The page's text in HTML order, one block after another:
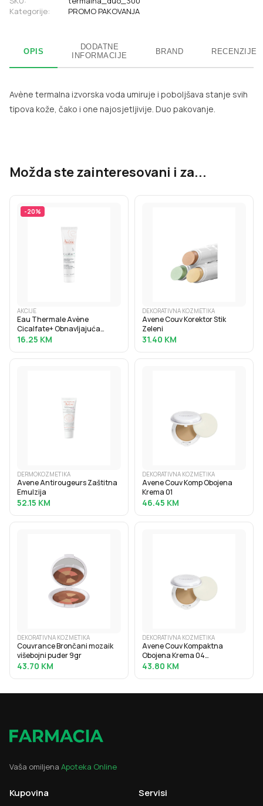
Kategorije:
PROMO PAKOVANJA
OPIS
DODATNE
INFORMACIJE
BRAND RECENZIJE
Avène termalna izvorska voda umiruje i poboljšava stanje svih
tipova kože, čako i one najosjetljivije. Duo pakovanje.
Možda ste zainteresovani i za...
-20%
AKCIJE
Eau Thermale Avène
Cicalfate+ Obnavljajuća
zaštitna krema 40ml
16.25 KM
DEKORATIVNA KOZMETIKA
Avene Couv Korektor Stik
Zeleni
31.40 KM
DERMOKOZMETIKA
Avene Antirougeurs Zaštitna
Emulzija
52.15 KM
DEKORATIVNA KOZMETIKA
Avene Couv Komp Obojena
Krema 01
46.45 KM
DEKORATIVNA KOZMETIKA
Couvrance Brončani mozaik
višebojni puder 9gr
43.70 KM
DEKORATIVNA KOZMETIKA
Avene Couv Kompaktna
Obojena Krema 04
Normalnomješovita Koža
43.80 KM
Vaša omiljena Apoteka Online
Kupovina Servisi